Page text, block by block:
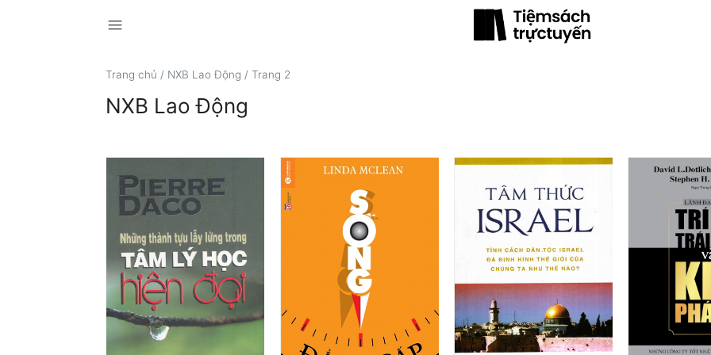
menu
Trang chủ / NXB Lao Động /Trang 2
NXB Lao Động